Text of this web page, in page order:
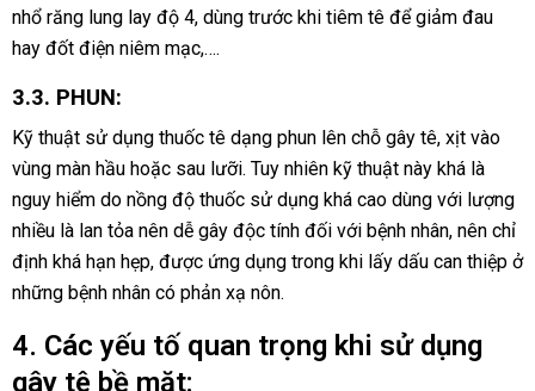
nhổ răng lung lay độ 4, dùng trước khi tiêm tê để giảm đau
hay đốt điện niêm mạc,….
3.3. PHUN:
Kỹ thuật sử dụng thuốc tê dạng phun lên chỗ gây tê, xịt vào
vùng màn hầu hoặc sau lưỡi. Tuy nhiên kỹ thuật này khá là
nguy hiểm do nồng độ thuốc sử dụng khá cao dùng với lượng
nhiều là lan tỏa nên dễ gây độc tính đối với bệnh nhân, nên chỉ
định khá hạn hẹp, được ứng dụng trong khi lấy dấu can thiệp ở
những bệnh nhân có phản xạ nôn.
4. Các yếu tố quan trọng khi sử dụng
gây tê bề mặt: